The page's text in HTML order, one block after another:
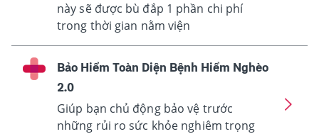
này sẽ được bù đắp 1 phần chi phí
trong thời gian nằm viện
Bảo Hiểm Toàn Diện Bệnh Hiểm Nghèo
2.0
Giúp bạn chủ động bảo vệ trước
những rủi ro sức khỏe nghiêm trọng